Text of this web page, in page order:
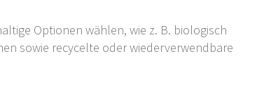
Optionen wählen, wie z. B. biologisch
sowie recycelte oder wiederverwendbare